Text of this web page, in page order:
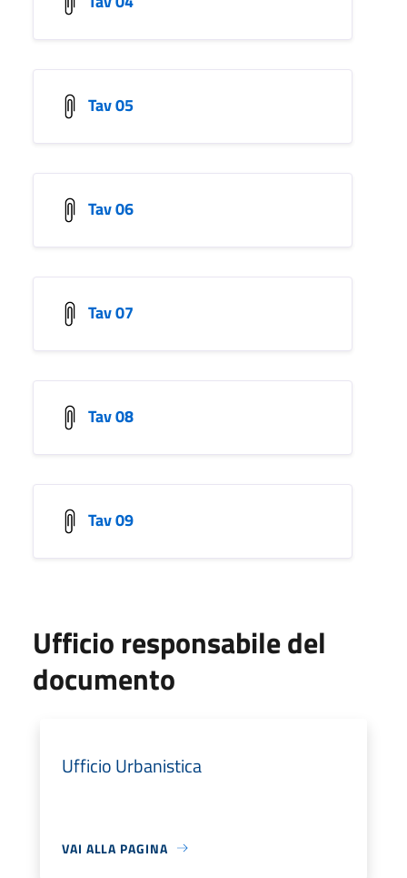
Tav 05
Tav 06
Tav 07
Tav 08
Tav 09
Ufficio responsabile del
documento
Ufficio Urbanistica
VAI ALLA PAGINA